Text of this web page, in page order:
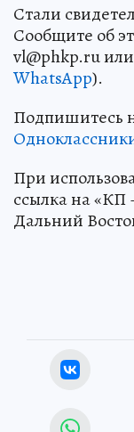
Стали
Сообщите об
vl@phkp.ru или
WhatsApp).
Подпишитесь
При
ссылка на «КП
Дальний